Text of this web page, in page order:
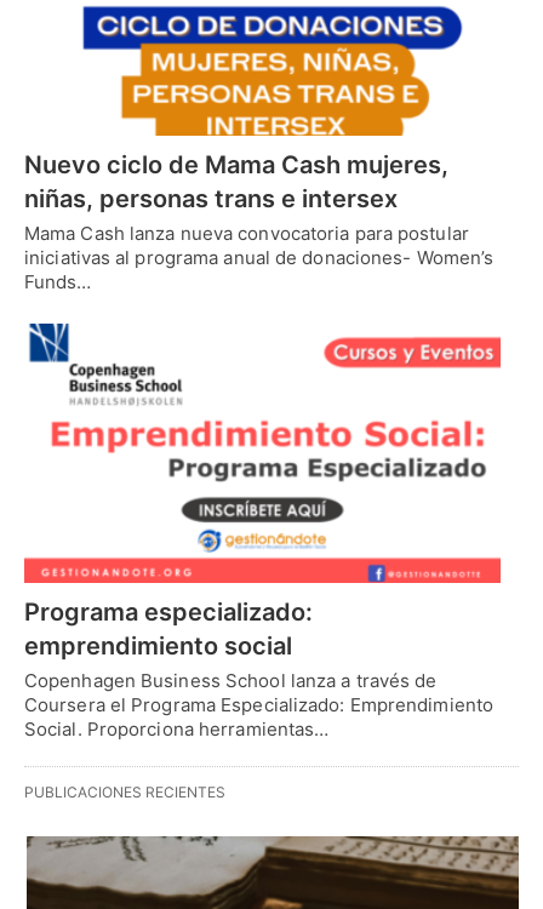
Nuevo ciclo de Mama Cash mujeres,
niñas, personas trans e intersex
Mama Cash lanza nueva convocatoria para postular
iniciativas al programa anual de donaciones- Women’s
Funds…
Programa especializado:
emprendimiento social
Copenhagen Business School lanza a través de
Coursera el Programa Especializado: Emprendimiento
Social. Proporciona herramientas…
PUBLICACIONES RECIENTES